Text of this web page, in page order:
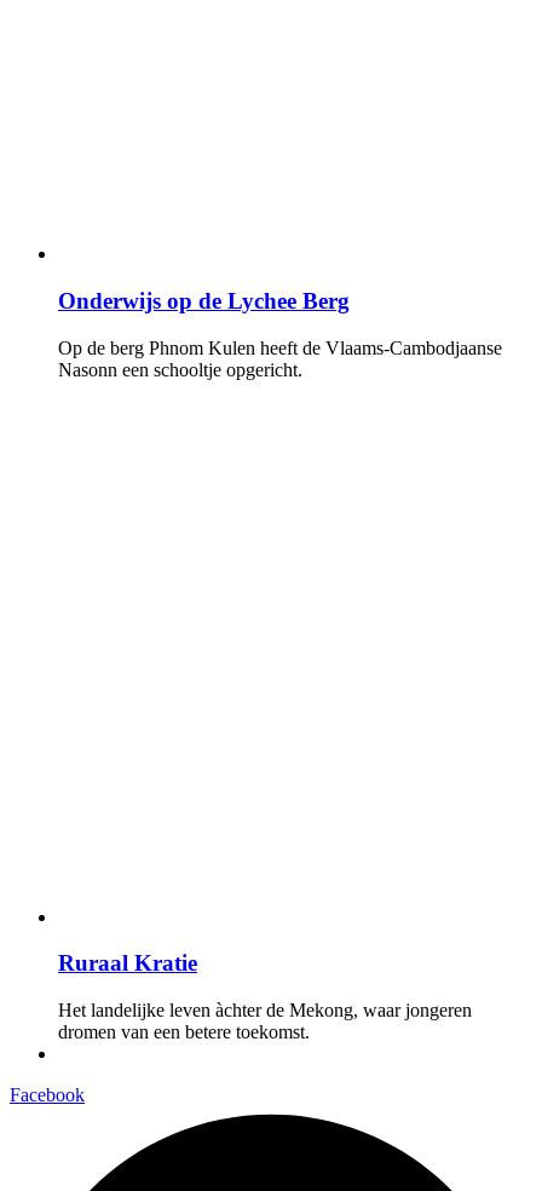
Onderwijs op de Lychee Berg
Op de berg Phnom Kulen heeft de Vlaams-Cambodjaanse
Nasonn een schooltje opgericht.
Ruraal Kratie
Het landelijke leven àchter de Mekong, waar jongeren
dromen van een betere toekomst.
Facebook